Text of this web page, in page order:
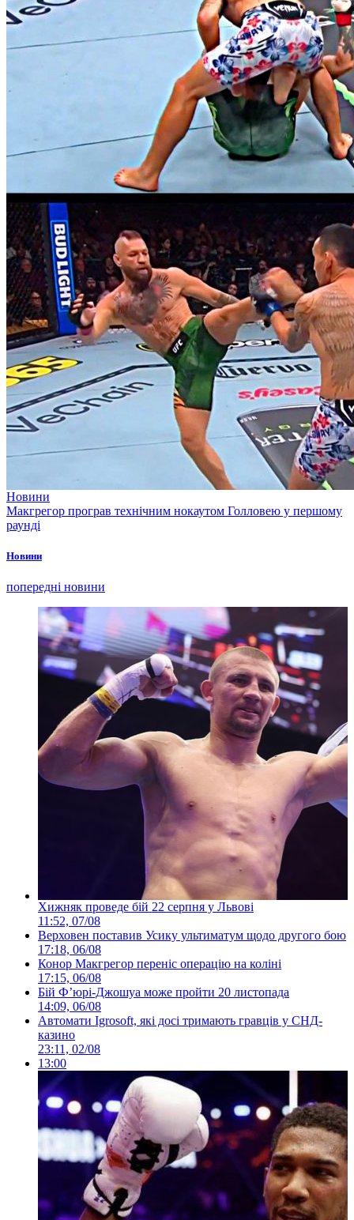
Новини
Макгрегор програв технічним нокаутом Голловею у першому
раунді
Новини
попередні новини
Хижняк проведе бій 22 серпня у Львові
11:52, 07/08
Верховен поставив Усику ультиматум щодо другого бою
17:18, 06/08
Конор Макгрегор переніс операцію на коліні
17:15, 06/08
Бій Ф’юрі-Джошуа може пройти 20 листопада
14:09, 06/08
Автомати Igrosoft, які досі тримають гравців у СНД-
казино
23:11, 02/08
13:00